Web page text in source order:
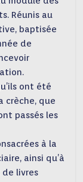
Réunis au
baptisée
de
ont été
crèche, que
passés les
à la
ainsi qu’à
livres